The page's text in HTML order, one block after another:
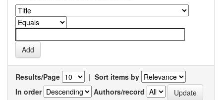
Results/Page | Sort items by
In order
Authors/record